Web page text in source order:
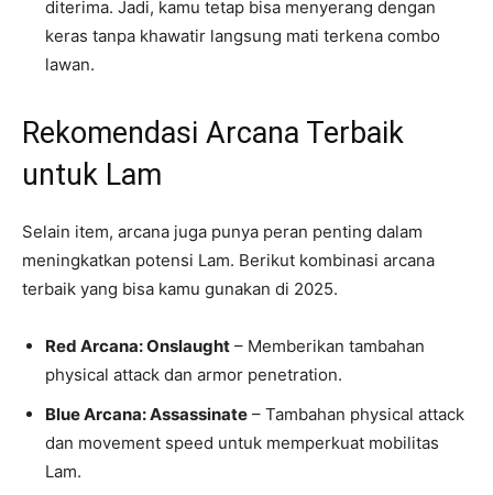
diterima. Jadi, kamu tetap bisa menyerang dengan
keras tanpa khawatir langsung mati terkena combo
lawan.
Rekomendasi Arcana Terbaik
untuk Lam
Selain item, arcana juga punya peran penting dalam
meningkatkan potensi Lam. Berikut kombinasi arcana
terbaik yang bisa kamu gunakan di 2025.
Red Arcana: Onslaught – Memberikan tambahan
physical attack dan armor penetration.
Blue Arcana: Assassinate – Tambahan physical attack
dan movement speed untuk memperkuat mobilitas
Lam.